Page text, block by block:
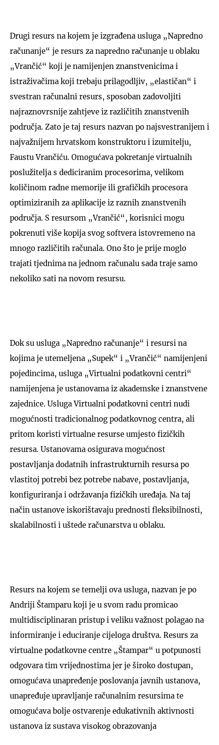
Drugi resurs na kojem je izgrađena usluga „Napredno
računanje“ je resurs za napredno računanje u oblaku
„Vrančić“ koji je namijenjen znanstvenicima i
istraživačima koji trebaju prilagodljiv, „elastičan“ i
svestran računalni resurs, sposoban zadovoljiti
najraznovrsnije zahtjeve iz različitih znanstvenih
područja. Zato je taj resurs nazvan po najsvestranijem i
najvažnijem hrvatskom konstruktoru i izumitelju,
Faustu Vrančiću. Omogućava pokretanje virtualnih
poslužitelja s dediciranim procesorima, velikom
količinom radne memorije ili grafičkih procesora
optimiziranih za aplikacije iz raznih znanstvenih
područja. S resursom „Vrančić“, korisnici mogu
pokrenuti više kopija svog softvera istovremeno na
mnogo različitih računala. Ono što je prije moglo
trajati tjednima na jednom računalu sada traje samo
nekoliko sati na novom resursu.
Dok su usluga „Napredno računanje“ i resursi na
kojima je utemeljena „Supek“ i „Vrančić“ namijenjeni
pojedincima, usluga „Virtualni podatkovni centri“
namijenjena je ustanovama iz akademske i znanstvene
zajednice. Usluga Virtualni podatkovni centri nudi
mogućnosti tradicionalnog podatkovnog centra, ali
pritom koristi virtualne resurse umjesto fizičkih
resursa. Ustanovama osigurava mogućnost
postavljanja dodatnih infrastrukturnih resursa po
vlastitoj potrebi bez potrebe nabave, postavljanja,
konfiguriranja i održavanja fizičkih uređaja. Na taj
način ustanove iskorištavaju prednosti fleksibilnosti,
skalabilnosti i uštede računarstva u oblaku.
Resurs na kojem se temelji ova usluga, nazvan je po
Andriji Štamparu koji je u svom radu promicao
multidisciplinaran pristup i veliku važnost polagao na
informiranje i educiranje cijeloga društva. Resurs za
virtualne podatkovne centre „Štampar“ u potpunosti
odgovara tim vrijednostima jer je široko dostupan,
omogućava unapređenje poslovanja javnih ustanova,
unapređuje upravljanje računalnim resursima te
omogućava bolje ostvarenje edukativnih aktivnosti
ustanova iz sustava visokog obrazovanja